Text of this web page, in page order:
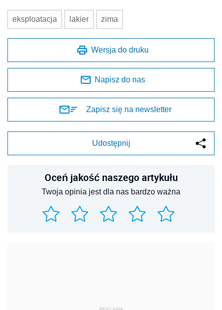
eksploatacja lakier zima
Wersja do druku
Napisz do nas
Zapisz się na newsletter
Udostępnij
Oceń jakość naszego artykułu
Twoja opinia jest dla nas bardzo ważna